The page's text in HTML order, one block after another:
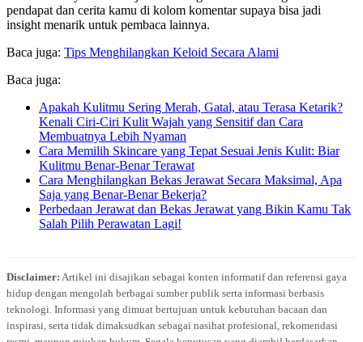
pendapat dan cerita kamu di kolom komentar supaya bisa jadi
insight menarik untuk pembaca lainnya.
Baca juga: Tips Menghilangkan Keloid Secara Alami
Baca juga:
Apakah Kulitmu Sering Merah, Gatal, atau Terasa Ketarik?
Kenali Ciri-Ciri Kulit Wajah yang Sensitif dan Cara
Membuatnya Lebih Nyaman
Cara Memilih Skincare yang Tepat Sesuai Jenis Kulit: Biar
Kulitmu Benar-Benar Terawat
Cara Menghilangkan Bekas Jerawat Secara Maksimal, Apa
Saja yang Benar-Benar Bekerja?
Perbedaan Jerawat dan Bekas Jerawat yang Bikin Kamu Tak
Salah Pilih Perawatan Lagi!
Disclaimer: Artikel ini disajikan sebagai konten informatif dan referensi gaya
hidup dengan mengolah berbagai sumber publik serta informasi berbasis
teknologi. Informasi yang dimuat bertujuan untuk kebutuhan bacaan dan
inspirasi, serta tidak dimaksudkan sebagai nasihat profesional, rekomendasi